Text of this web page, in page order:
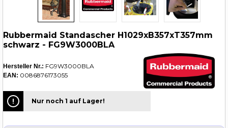
Rubbermaid Standascher H1029xB357xT357mm
schwarz - FG9W3000BLA
Hersteller Nr.: FG9W3000BLA
EAN: 0086876173055
Nur noch 1 auf Lager!